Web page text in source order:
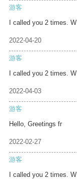
游客
I called you 2 times. W
2022-04-20
游客
I called you 2 times. W
2022-04-03
游客
Hello, Greetings fr
2022-02-27
游客
I called you 2 times. W